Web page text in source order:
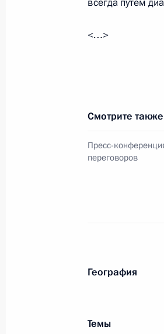
21 декабря 2021
<…>
Смотрите также
Пресс-
переговоров
География
Темы